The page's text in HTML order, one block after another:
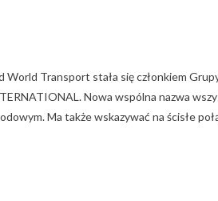
Transport stała się członkiem
Nowa wspólna nazwa
Ma także wskazywać na ścisłe